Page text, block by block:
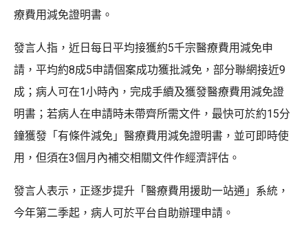
療費用減免證明書。
發言人指，近日每日平均接獲約5千宗醫療費用減免申
請，平均約8成5申請個案成功獲批減免，部分聯網接近9
成；病人可在1小時內，完成手續及獲發醫療費用減免證
明書；若病人在申請時未帶齊所需文件，最快可於約15分
鐘獲發「有條件減免」醫療費用減免證明書，並可即時使
用，但須在3個月內補交相關文件作經濟評估。
發言人表示，正逐步提升「醫療費用援助一站通」系統，
今年第二季起，病人可於平台自助辦理申請。